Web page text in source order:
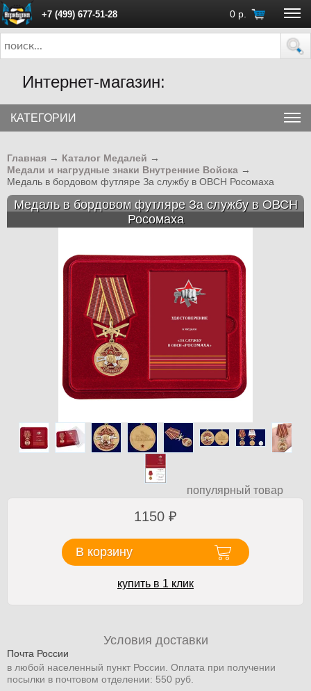
+7 (499) 677-51-28 0 р.
ПН - ПТ с 10:00 до 18:00 (Москва)
Интернет-магазин:
КАТЕГОРИИ
Главная → Каталог Медалей →
Медали и нагрудные знаки Внутренние Войска →
Медаль в бордовом футляре За службу в ОВСН Росомаха
Медаль в бордовом футляре За службу в ОВСН
Росомаха
популярный товар
1150 ₽
В корзину
купить в 1 клик
Условия доставки
Почта России
в любой населенный пункт России. Оплата при получении
посылки в почтовом отделении: 550 руб.